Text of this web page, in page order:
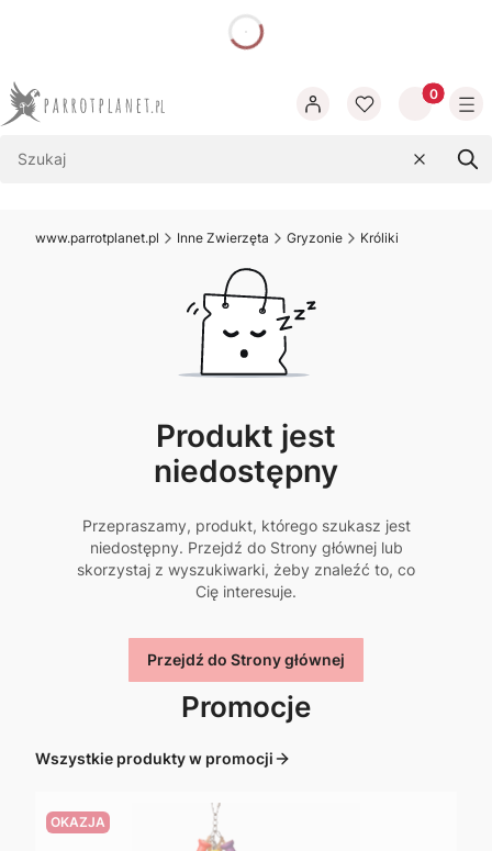
Produkty
Wyczyść
www.parrotplanet.pl Inne Zwierzęta Gryzonie Króliki
Produkt jest
niedostępny
Przepraszamy, produkt, którego szukasz jest
niedostępny. Przejdź do Strony głównej lub
skorzystaj z wyszukiwarki, żeby znaleźć to, co
Cię interesuje.
Przejdź do Strony głównej
Promocje
Wszystkie produkty w promocji
OKAZJA